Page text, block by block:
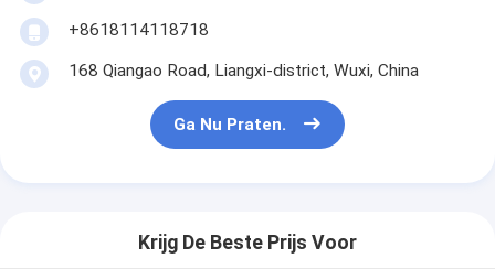
+8618114118718
168 Qiangao Road, Liangxi-district, Wuxi, China
Ga Nu Praten.
Krijg De Beste Prijs Voor